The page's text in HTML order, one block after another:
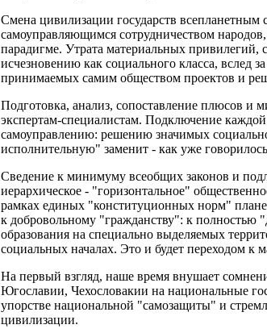
Смена цивилизации государств всепланетным
самоуправляющимся сотрудничеством
парадигме. Утрата материальных привилегий,
исчезновению как социального класса, вслед
принимаемых самим обществом проектов и
Подготовка, анализ, сопоставление плюсов и
экспертам-специалистам. Подключение
самоуправлению: решению значимых
исполнительную" заменит - как уже
Сведение к минимуму всеобщих законов и
иерархическое - "горизонтальное"
рамках единых "конституционных норм"
к добровольному "гражданству": к
образования на специально выделяемых
социальных началах. Это и будет переходом
На первый взгляд, наше время внушает
Югославии, Чехословакии на национальные
упорстве национальной "самозащиты" и
цивилизации.